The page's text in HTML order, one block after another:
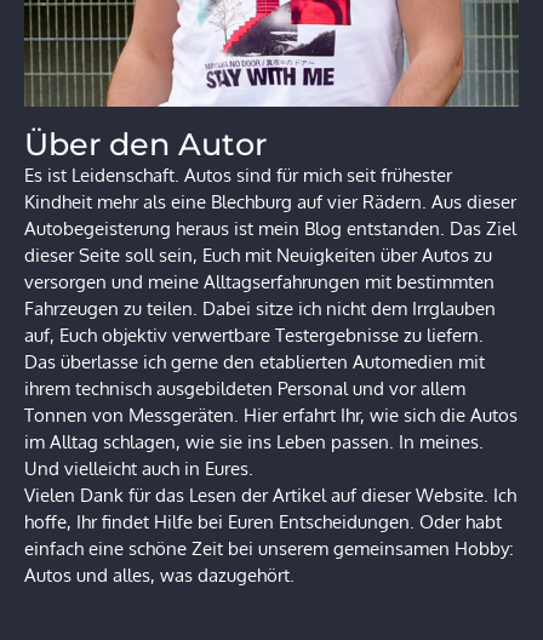
Über den Autor
Es ist Leidenschaft. Autos sind für mich seit frühester
Kindheit mehr als eine Blechburg auf vier Rädern. Aus dieser
Autobegeisterung heraus ist mein Blog entstanden. Das Ziel
dieser Seite soll sein, Euch mit Neuigkeiten über Autos zu
versorgen und meine Alltagserfahrungen mit bestimmten
Fahrzeugen zu teilen. Dabei sitze ich nicht dem Irrglauben
auf, Euch objektiv verwertbare Testergebnisse zu liefern.
Das überlasse ich gerne den etablierten Automedien mit
ihrem technisch ausgebildeten Personal und vor allem
Tonnen von Messgeräten. Hier erfahrt Ihr, wie sich die Autos
im Alltag schlagen, wie sie ins Leben passen. In meines.
Und vielleicht auch in Eures.
Vielen Dank für das Lesen der Artikel auf dieser Website. Ich
hoffe, Ihr findet Hilfe bei Euren Entscheidungen. Oder habt
einfach eine schöne Zeit bei unserem gemeinsamen Hobby:
Autos und alles, was dazugehört.